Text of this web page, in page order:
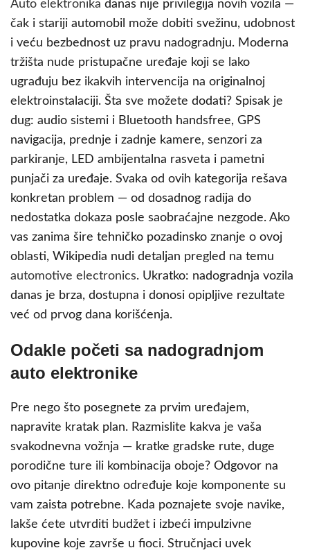
Auto elektronika danas nije privilegija novih vozila —
čak i stariji automobil može dobiti svežinu, udobnost
i veću bezbednost uz pravu nadogradnju. Moderna
tržišta nude pristupačne uređaje koji se lako
ugrađuju bez ikakvih intervencija na originalnoj
elektroinstalaciji. Šta sve možete dodati? Spisak je
dug: audio sistemi i Bluetooth handsfree, GPS
navigacija, prednje i zadnje kamere, senzori za
parkiranje, LED ambijentalna rasveta i pametni
punjači za uređaje. Svaka od ovih kategorija rešava
konkretan problem — od dosadnog radija do
nedostatka dokaza posle saobraćajne nezgode. Ako
vas zanima šire tehničko pozadinsko znanje o ovoj
oblasti, Wikipedia nudi detaljan pregled na temu
automotive electronics. Ukratko: nadogradnja vozila
danas je brza, dostupna i donosi opipljive rezultate
već od prvog dana korišćenja.
Odakle početi sa nadogradnjom
auto elektronike
Pre nego što posegnete za prvim uređajem,
napravite kratak plan. Razmislite kakva je vaša
svakodnevna vožnja — kratke gradske rute, duge
porodične ture ili kombinacija oboje? Odgovor na
ovo pitanje direktno određuje koje komponente su
vam zaista potrebne. Kada poznajete svoje navike,
lakše ćete utvrditi budžet i izbeći impulzivne
kupovine koje završe u fioci. Stručnjaci uvek